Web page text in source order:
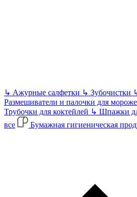
↳ Ажурные салфетки ↳ Зубочистки
Размешиватели и палочки для
Трубочки для коктейлей ↳ Шпажки
все
Бумажная гигиеническая